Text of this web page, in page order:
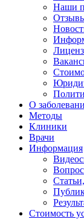
Наши
О
Методы
Клиники
Врачи
Информация
Стоимость